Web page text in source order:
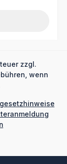
zzgl.
wenn